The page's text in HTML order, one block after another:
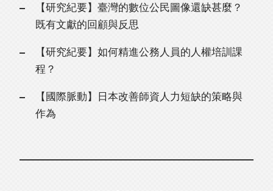
【研究紀要】臺灣的數位公民圖像還缺甚麼？
既有文獻的回顧與反思
【研究紀要】如何精進公務人員的人權培訓課
程？
【國際脈動】日本改善師資人力短缺的策略與
作為